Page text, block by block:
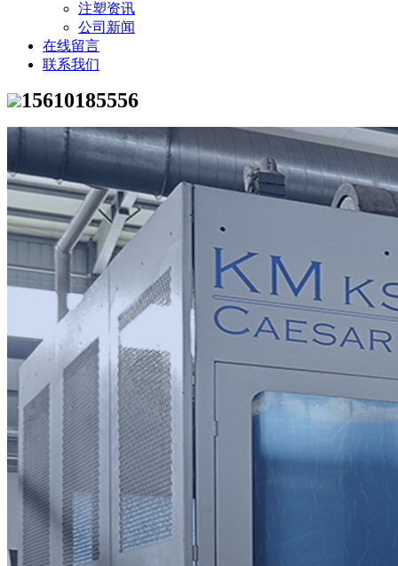
注塑资讯
公司新闻
在线留言
联系我们
15610185556